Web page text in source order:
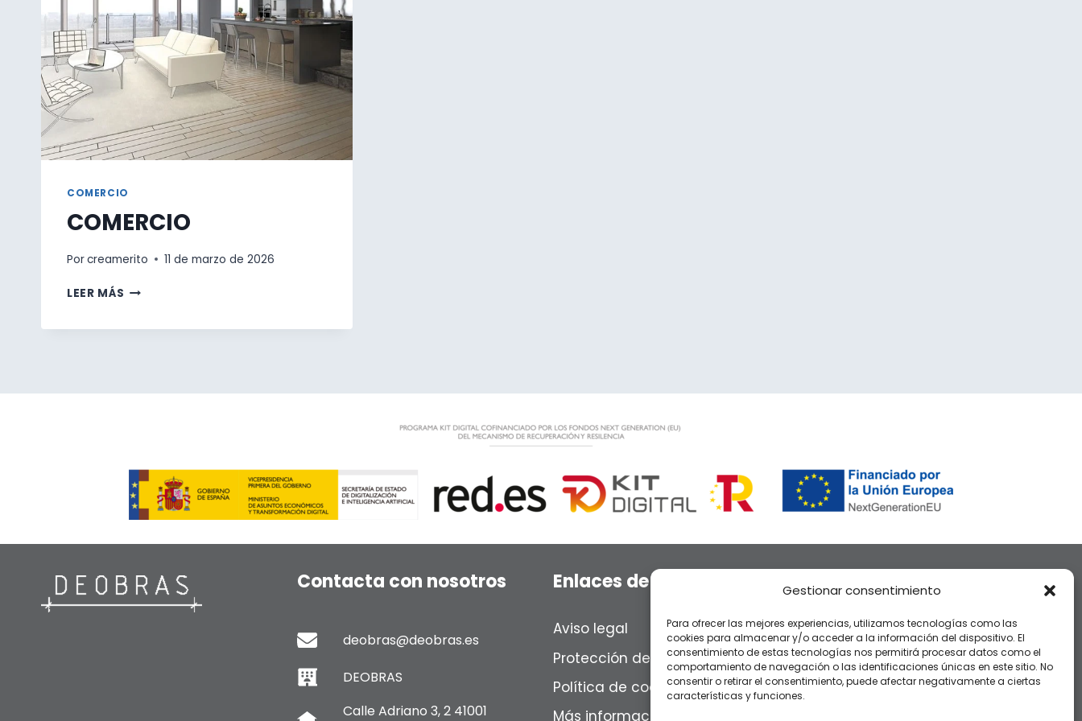
Gestionar consentimiento
Para ofrecer las mejores experiencias, utilizamos tecnologías como las
cookies para almacenar y/o acceder a la información del dispositivo. El
consentimiento de estas tecnologías nos permitirá procesar datos como el
comportamiento de navegación o las identificaciones únicas en este sitio. No
consentir o retirar el consentimiento, puede afectar negativamente a ciertas
características y funciones.
COMERCIO
COMERCIO
Porcreamerito 11 de marzo de 2026
LEER MÁS COMERCIO
Contacta con nosotros
deobras@deobras.es
DEOBRAS
Calle Adriano 3, 2 41001
Enlaces de interés
Aviso legal
Protección de datos
Política de cookies
Más información sobre las
Puedes encontrarnos por:
deobras, de obras, deobras
sevilla, de obras sevilla, gell
dirección, reformas, reformas
integrales, dirección de obra,